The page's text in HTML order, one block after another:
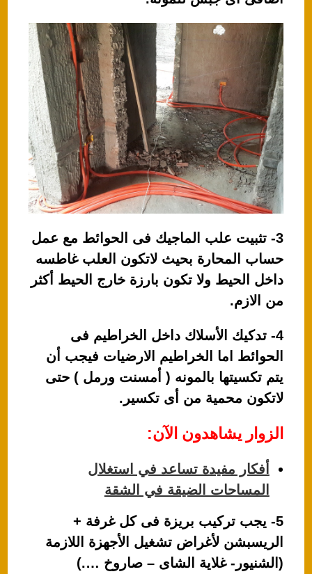
3- تثبيت علب الماجيك فى الحوائط مع عمل
حساب المحارة بحيث لاتكون العلب غاطسه
داخل الحيط ولا تكون بارزة خارج الحيط أكثر
من الازم.
4- تدكيك الأسلاك داخل الخراطيم فى
الحوائط اما الخراطيم الارضيات فيجب أن
يتم تكسيتها بالمونه ( أمسنت ورمل ) حتى
لاتكون محمية من أى تكسير.
الزوار يشاهدون الآن:
أفكار مفيدة تساعد في استغلال
المساحات الضيقة في الشقة
5- يجب تركيب بريزة فى كل غرفة +
الريسبشن لأغراض تشغيل الأجهزة اللازمة
(الشنيور- غلاية الشاى – صاروخ ….)